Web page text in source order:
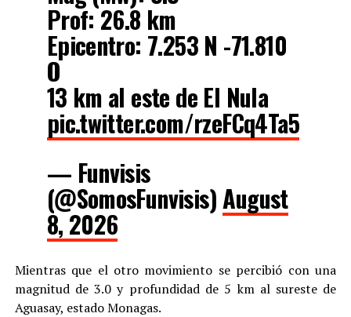
Prof: 26.8 km
Epicentro: 7.253 N -71.810
O
13 km al este de El Nula
pic.twitter.com/rzeFCq4Ta5
— Funvisis
(@SomosFunvisis) August
8, 2026
Mientras que el otro movimiento se percibió con una
magnitud de 3.0 y profundidad de 5 km al sureste de
Aguasay, estado Monagas.